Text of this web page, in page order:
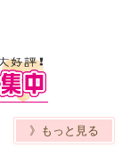
》もっと見る